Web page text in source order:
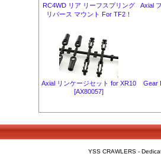
RC4WD リア リーフスプリング
リバース マウント For TF2！
Axial
Axial リンケージセット for XR10
[AX80057]
Gear
YSS CRAWLERS -